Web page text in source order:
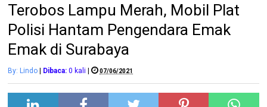
Terobos Lampu Merah, Mobil Plat
Polisi Hantam Pengendara Emak
Emak di Surabaya
By: Lindo Dibaca: 0 kali | 07/06/2021